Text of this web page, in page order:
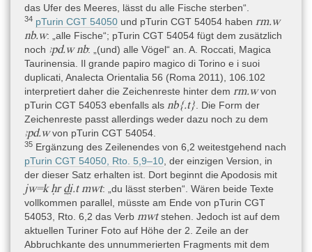
das Ufer des Meeres, lässt du alle Fische sterben“.
34 pTurin CGT 54050 und pTurin CGT 54054 haben rm.w
nb.w: „alle Fische“; pTurin CGT 54054 fügt dem zusätzlich
noch ꜣpd.w nb: „(und) alle Vögel“ an. A. Roccati, Magica
Taurinensia. Il grande papiro magico di Torino e i suoi
duplicati, Analecta Orientalia 56 (Roma 2011), 106.102
interpretiert daher die Zeichenreste hinter dem rm.wvon
pTurin CGT 54053 ebenfalls als nb{.t} . Die Form der
Zeichenreste passt allerdings weder dazu noch zu dem
ꜣpd.wvon pTurin CGT 54054.
35 Ergänzung des Zeilenendes von 6,2 weitestgehend nach
pTurin CGT 54050, Rto. 5,9–10 , der einzigen Version, in
der dieser Satz erhalten ist. Dort beginnt die Apodosis mit
jw=k ḥr ḏi̯.t mwt: „du lässt sterben“. Wären beide Texte
vollkommen parallel, müsste am Ende von pTurin CGT
54053, Rto. 6,2 das Verb mwtstehen. Jedoch ist auf dem
aktuellen Turiner Foto auf Höhe der 2. Zeile an der
Abbruchkante des unnummerierten Fragments mit dem